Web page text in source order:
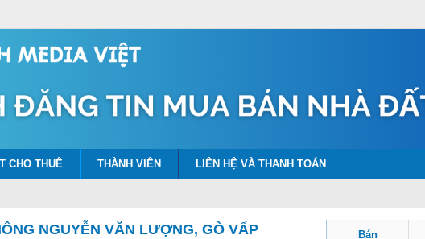
CHO THUÊ THÀNH VIÊN LIÊN HỆ VÀ THANH TOÁN
Bán
NGUYỄN VĂN LƯỢNG, GÒ VẤP